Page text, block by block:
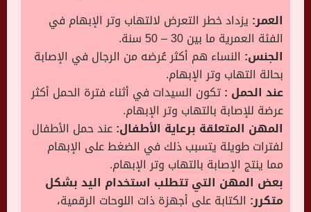
العمر: يزداد خطر التعرض لالتهاب وتر الإبهام في
الفئة العمرية ما بين 30 – 50 سنة.
الجنس: النساء هم أكثر عُرضه من الرجال في الإصابة
بحالة التهاب وتر الإبهام.
عند الحمل :تكون السيدات في أثناء فترة الحمل أكثر
عرضة للإصابة بالتهاب وتر الإبهام.
المهن المتعلقة برعاية الأطفال:عند حمل الأطفال
لفترات طويلة يتسبب ذلك في الضغط على الإبهام
مما ينتج الإصابة بالتهاب وتر الإبهام.
بعض المهن التي تتطلب استخدام اليد بشكل
متكرر: الكتابة على أجهزة ذات اللوحات الرقمية،